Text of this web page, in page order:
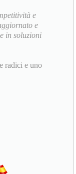
e
e
in soluzioni
radici e uno